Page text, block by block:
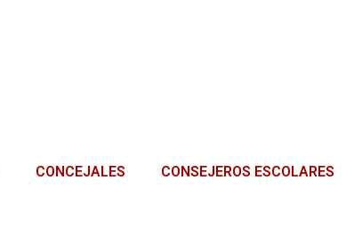
CONCEJALES CONSEJEROS ESCOLARES